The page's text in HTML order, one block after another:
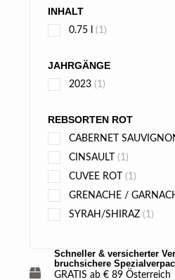
INHALT
0.75 l (1)
JAHRGÄNGE
2023 (1)
REBSORTEN ROT
CABERNET
CINSAULT (1)
CUVEE ROT (1)
GRENACHE /
SYRAH/SHIRAZ (1)
Schneller & versicherter
bruchsichere
GRATIS ab € 89 Österreich